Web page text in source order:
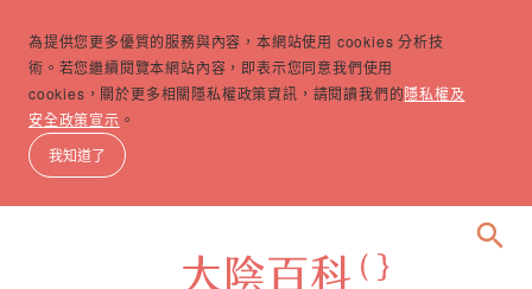
為提供您更多優質的服務與內容，本網站使用 cookies 分析技
術。若您繼續閱覽本網站內容，即表示您同意我們使用
cookies，關於更多相關隱私權政策資訊，請閱讀我們的隱私權及
安全政策宣示 。
我知道了
search